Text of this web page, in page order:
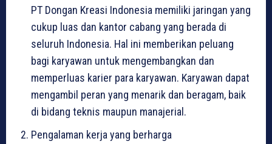
PT Dongan Kreasi Indonesia memiliki jaringan yang
cukup luas dan kantor cabang yang berada di
seluruh Indonesia. Hal ini memberikan peluang
bagi karyawan untuk mengembangkan dan
memperluas karier para karyawan. Karyawan dapat
mengambil peran yang menarik dan beragam, baik
di bidang teknis maupun manajerial.
Pengalaman kerja yang berharga